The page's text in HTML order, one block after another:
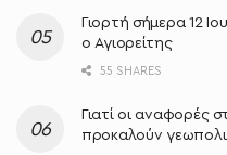
Γιορτή σήμερα 12
ο Αγιορείτης
55 SHARES
Γιατί οι αναφορές
προκαλούν